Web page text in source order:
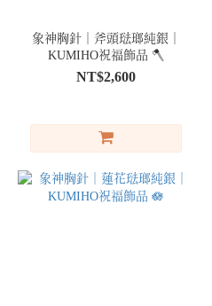
象神胸針｜斧頭琺瑯純銀｜
KUMIHO祝福飾品 🪓
NT$2,600